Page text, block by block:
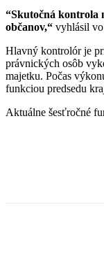
“Skutočná kontrola
občanov,“ vyhlásil
Hlavný kontrolór je
právnických osôb
majetku. Počas
funkciou predsedu
Aktuálne šesťročné